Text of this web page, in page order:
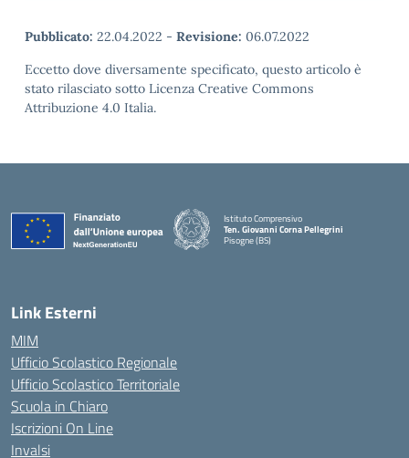
Pubblicato: 22.04.2022 - Revisione: 06.07.2022
Eccetto dove diversamente specificato, questo articolo è
stato rilasciato sotto Licenza Creative Commons
Attribuzione 4.0 Italia.
Istituto Comprensivo
Ten. Giovanni Corna Pellegrini
Pisogne (BS)
— Visita la pagina iniziale della scuola
Link Esterni
MIM
Ufficio Scolastico Regionale
Ufficio Scolastico Territoriale
Scuola in Chiaro
Iscrizioni On Line
Invalsi